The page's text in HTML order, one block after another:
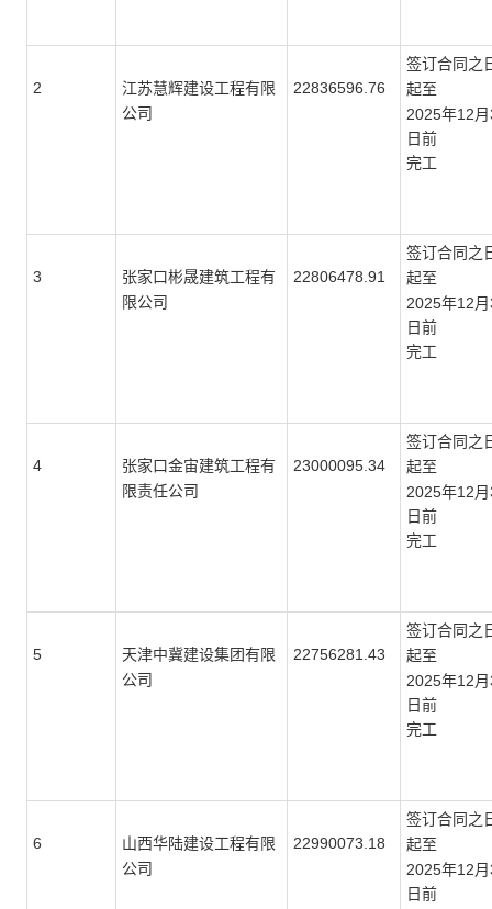
2
江苏慧辉建设工程有限
公司
22836596.76
签订合同之
起至
2025年12
日前
完工
3
张家口彬晟建筑工程有
限公司
22806478.91
签订合同之
起至
2025年12
日前
完工
4
张家口金宙建筑工程有
限责任公司
23000095.34
签订合同之
起至
2025年12
日前
完工
5
天津中冀建设集团有限
公司
22756281.43
签订合同之
起至
2025年12
日前
完工
6
山西华陆建设工程有限
公司
22990073.18
签订合同之
起至
2025年12
日前